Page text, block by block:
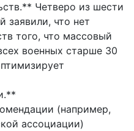
Четверо из шести
заявили, что нет
того, что массовый
военных старше 30
(например,
ассоциации)